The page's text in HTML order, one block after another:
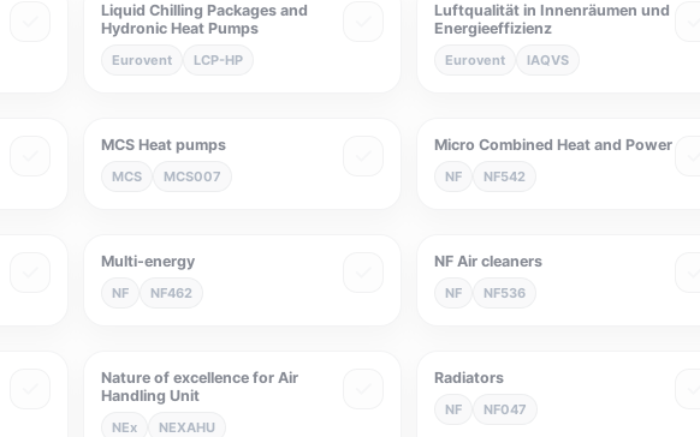
Liquid Chilling Packages and
Hydronic Heat Pumps
Eurovent LCP-HP
Luftqualität in Innenräumen und
Energieeffizienz
Eurovent IAQVS
MCS Heat pumps
MCS MCS007
Micro Combined Heat and Power
NF NF542
Multi-energy
NF NF462
NF Air cleaners
NF NF536
Nature of excellence for Air
Handling Unit
NEx NEXAHU
Radiators
NF NF047